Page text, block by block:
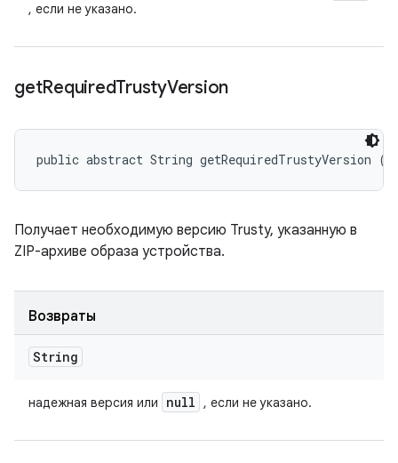
, если не указано.
getRequiredTrustyVersion
public abstract String getRequiredTrustyVersion ()
Получает необходимую версию Trusty, указанную в
ZIP-архиве образа устройства.
Возвраты
String
надежная версия или null , если не указано.